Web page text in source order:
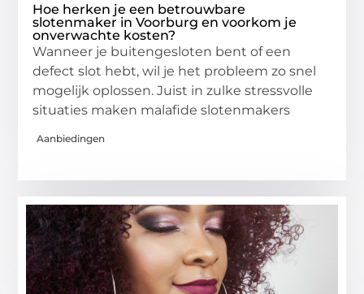
Hoe herken je een betrouwbare
slotenmaker in Voorburg en voorkom je
onverwachte kosten?
Wanneer je buitengesloten bent of een
defect slot hebt, wil je het probleem zo snel
mogelijk oplossen. Juist in zulke stressvolle
situaties maken malafide slotenmakers
Aanbiedingen